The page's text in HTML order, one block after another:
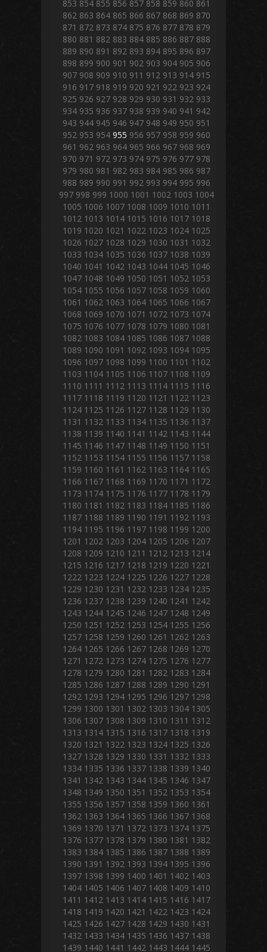
853 854 855 856 857 858 859 860 861
862 863 864 865 866 867 868 869 870
871 872 873 874 875 876 877 878 879
880 881 882 883 884 885 886 887 888
889 890 891 892 893 894 895 896 897
898 899 900 901 902 903 904 905 906
907 908 909 910 911 912 913 914 915
916 917 918 919 920 921 922 923 924
925 926 927 928 929 930 931 932 933
934 935 936 937 938 939 940 941 942
943 944 945 946 947 948 949 950 951
952 953 954 955 956 957 958 959 960
961 962 963 964 965 966 967 968 969
970 971 972 973 974 975 976 977 978
979 980 981 982 983 984 985 986 987
988 989 990 991 992 993 994 995 996
997 998 999 1000 1001 1002 1003 1004
1005 1006 1007 1008 1009 1010 1011
1012 1013 1014 1015 1016 1017 1018
1019 1020 1021 1022 1023 1024 1025
1026 1027 1028 1029 1030 1031 1032
1033 1034 1035 1036 1037 1038 1039
1040 1041 1042 1043 1044 1045 1046
1047 1048 1049 1050 1051 1052 1053
1054 1055 1056 1057 1058 1059 1060
1061 1062 1063 1064 1065 1066 1067
1068 1069 1070 1071 1072 1073 1074
1075 1076 1077 1078 1079 1080 1081
1082 1083 1084 1085 1086 1087 1088
1089 1090 1091 1092 1093 1094 1095
1096 1097 1098 1099 1100 1101 1102
1103 1104 1105 1106 1107 1108 1109
1110 1111 1112 1113 1114 1115 1116
1117 1118 1119 1120 1121 1122 1123
1124 1125 1126 1127 1128 1129 1130
1131 1132 1133 1134 1135 1136 1137
1138 1139 1140 1141 1142 1143 1144
1145 1146 1147 1148 1149 1150 1151
1152 1153 1154 1155 1156 1157 1158
1159 1160 1161 1162 1163 1164 1165
1166 1167 1168 1169 1170 1171 1172
1173 1174 1175 1176 1177 1178 1179
1180 1181 1182 1183 1184 1185 1186
1187 1188 1189 1190 1191 1192 1193
1194 1195 1196 1197 1198 1199 1200
1201 1202 1203 1204 1205 1206 1207
1208 1209 1210 1211 1212 1213 1214
1215 1216 1217 1218 1219 1220 1221
1222 1223 1224 1225 1226 1227 1228
1229 1230 1231 1232 1233 1234 1235
1236 1237 1238 1239 1240 1241 1242
1243 1244 1245 1246 1247 1248 1249
1250 1251 1252 1253 1254 1255 1256
1257 1258 1259 1260 1261 1262 1263
1264 1265 1266 1267 1268 1269 1270
1271 1272 1273 1274 1275 1276 1277
1278 1279 1280 1281 1282 1283 1284
1285 1286 1287 1288 1289 1290 1291
1292 1293 1294 1295 1296 1297 1298
1299 1300 1301 1302 1303 1304 1305
1306 1307 1308 1309 1310 1311 1312
1313 1314 1315 1316 1317 1318 1319
1320 1321 1322 1323 1324 1325 1326
1327 1328 1329 1330 1331 1332 1333
1334 1335 1336 1337 1338 1339 1340
1341 1342 1343 1344 1345 1346 1347
1348 1349 1350 1351 1352 1353 1354
1355 1356 1357 1358 1359 1360 1361
1362 1363 1364 1365 1366 1367 1368
1369 1370 1371 1372 1373 1374 1375
1376 1377 1378 1379 1380 1381 1382
1383 1384 1385 1386 1387 1388 1389
1390 1391 1392 1393 1394 1395 1396
1397 1398 1399 1400 1401 1402 1403
1404 1405 1406 1407 1408 1409 1410
1411 1412 1413 1414 1415 1416 1417
1418 1419 1420 1421 1422 1423 1424
1425 1426 1427 1428 1429 1430 1431
1432 1433 1434 1435 1436 1437 1438
1439 1440 1441 1442 1443 1444 1445